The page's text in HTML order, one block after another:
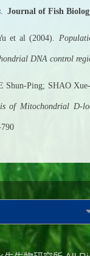
. Journal of Fish
et al (2004).
DNA control
Shun-Ping; SHAO
of Mitochondrial D-
790